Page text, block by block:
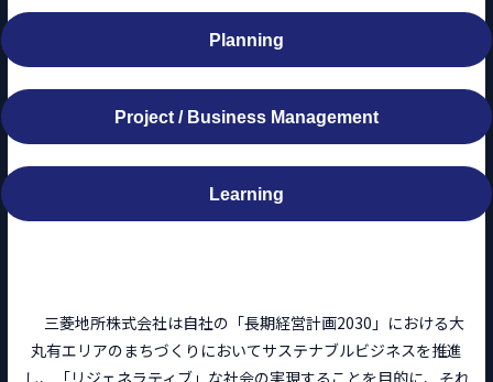
Planning
Project / Business Management
Learning
三菱地所株式会社は自社の「長期経営計画2030」における大
丸有エリアのまちづくりにおいてサステナブルビジネスを推進